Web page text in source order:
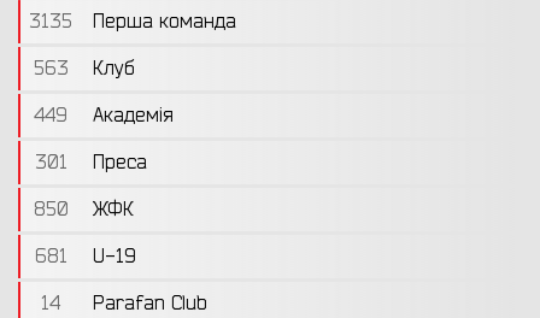
3135
Перша команда
563
Клуб
449
Академія
301
Преса
850
ЖФК
681
U-19
14
Parafan Club